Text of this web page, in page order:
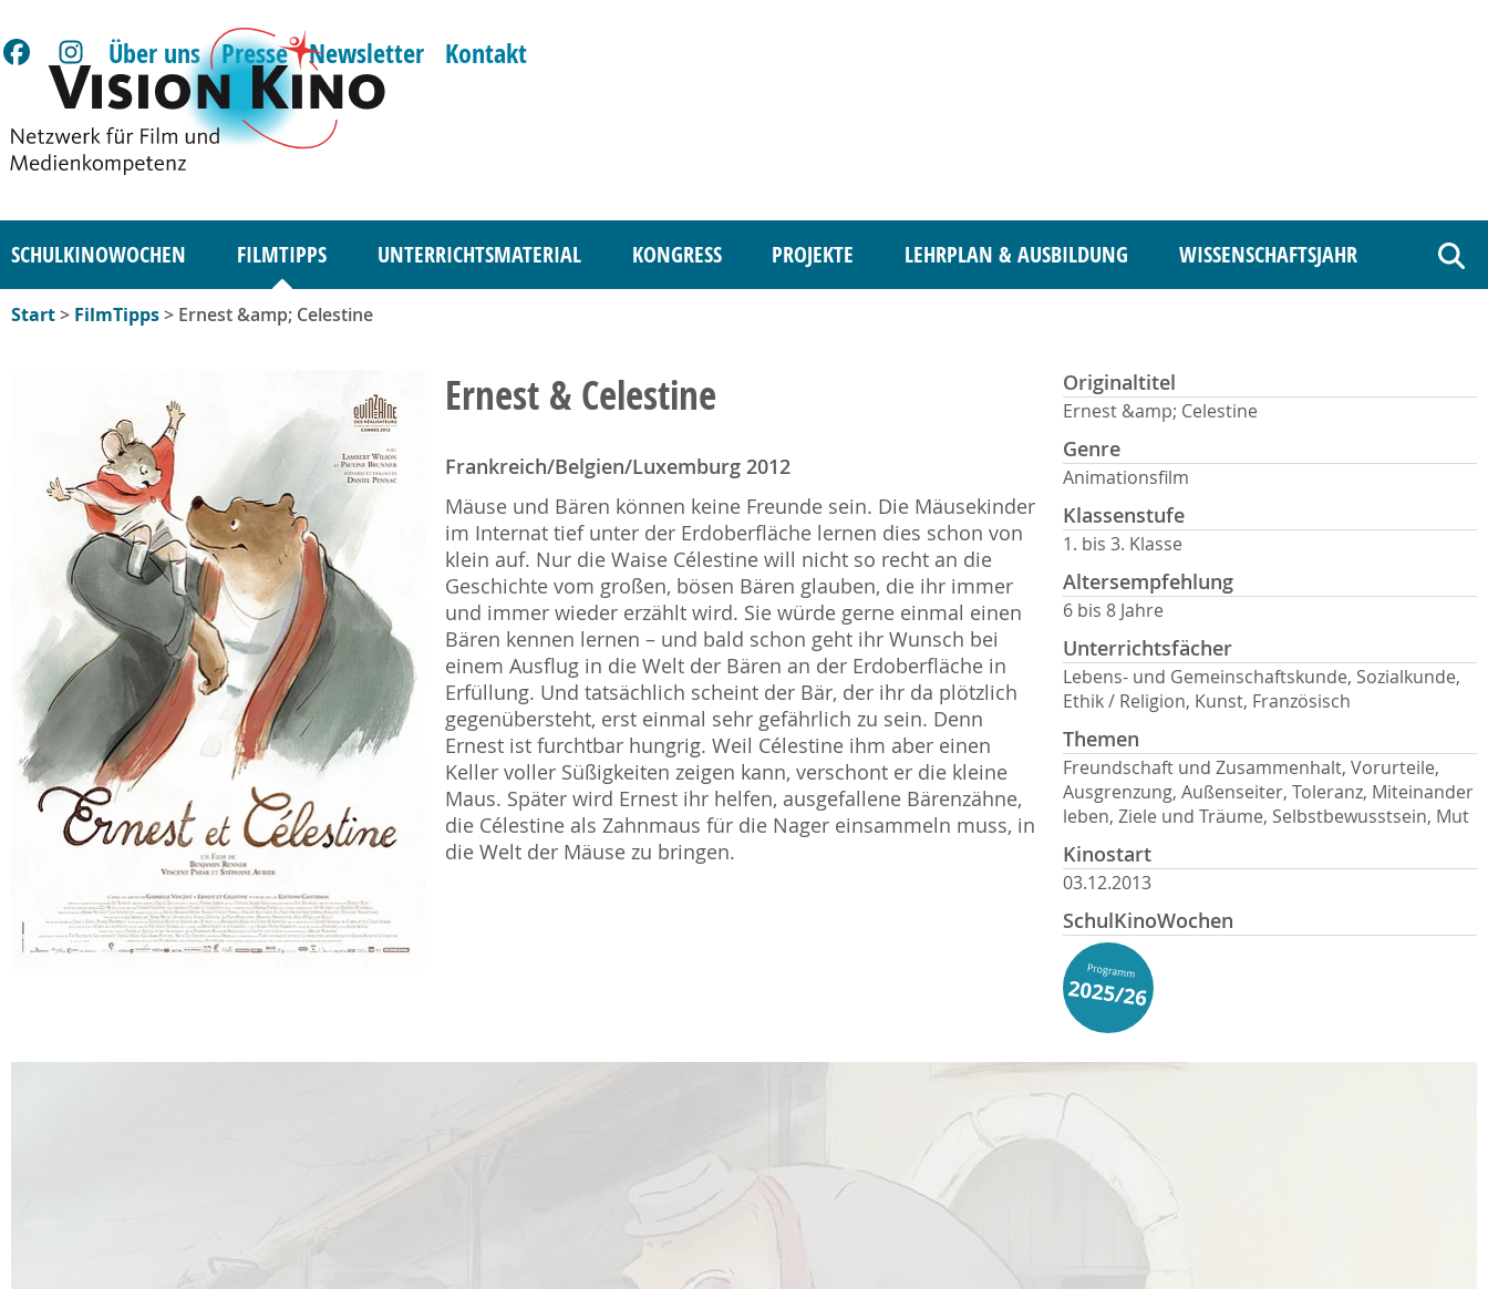
Über uns Presse Newsletter Kontakt
SCHULKINOWOCHEN FILMTIPPS UNTERRICHTSMATERIAL KONGRESS PROJEKTE LEHRPLAN & AUSBILDUNG WISSENSCHAFTSJAHR
Start> FilmTipps> Ernest &amp; Celestine
Ernest & Celestine
Frankreich/Belgien/Luxemburg 2012
Mäuse und Bären können keine Freunde sein. Die Mäusekinder
im Internat tief unter der Erdoberfläche lernen dies schon von
klein auf. Nur die Waise Célestine will nicht so recht an die
Geschichte vom großen, bösen Bären glauben, die ihr immer
und immer wieder erzählt wird. Sie würde gerne einmal einen
Bären kennen lernen – und bald schon geht ihr Wunsch bei
einem Ausflug in die Welt der Bären an der Erdoberfläche in
Erfüllung. Und tatsächlich scheint der Bär, der ihr da plötzlich
gegenübersteht, erst einmal sehr gefährlich zu sein. Denn
Ernest ist furchtbar hungrig. Weil Célestine ihm aber einen
Keller voller Süßigkeiten zeigen kann, verschont er die kleine
Maus. Später wird Ernest ihr helfen, ausgefallene Bärenzähne,
die Célestine als Zahnmaus für die Nager einsammeln muss, in
die Welt der Mäuse zu bringen.
Originaltitel
Ernest &amp; Celestine
Genre
Animationsfilm
Klassenstufe
1. bis 3. Klasse
Altersempfehlung
6 bis 8 Jahre
Unterrichtsfächer
Lebens- und Gemeinschaftskunde, Sozialkunde,
Ethik / Religion, Kunst, Französisch
Themen
Freundschaft und Zusammenhalt, Vorurteile,
Ausgrenzung, Außenseiter, Toleranz, Miteinander
leben, Ziele und Träume, Selbstbewusstsein, Mut
Kinostart
03.12.2013
SchulKinoWochen